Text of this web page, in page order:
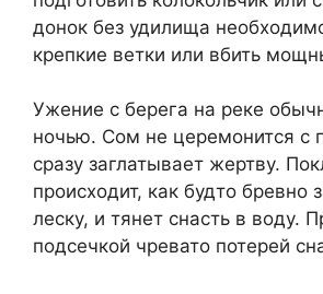
донок без удилища
крепкие ветки или вбить
Ужение с берега на реке
ночью. Сом не церемонится с
сразу заглатывает жертву.
происходит, как будто бревно
леску, и тянет снасть в воду.
подсечкой чревато потерей